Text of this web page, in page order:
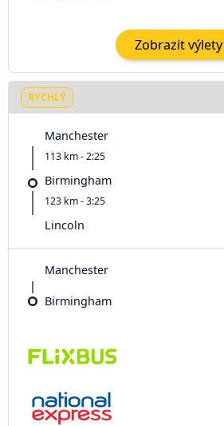
Zobrazit výlety
RYCHLÝ
Manchester
113 km - 2:25
Birmingham
123 km - 3:25
Lincoln
Manchester
Birmingham